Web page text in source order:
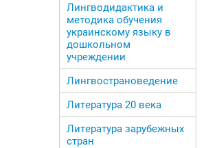
Лингводидактика и
методика обучения
украинскому языку в
дошкольном
учреждении
Лингвострановедение
Литература 20 века
Литература зарубежных
стран